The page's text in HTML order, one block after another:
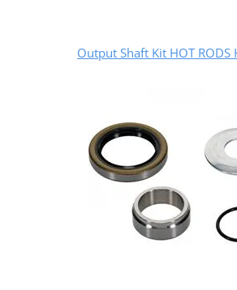
Output Shaft Kit HOT RODS